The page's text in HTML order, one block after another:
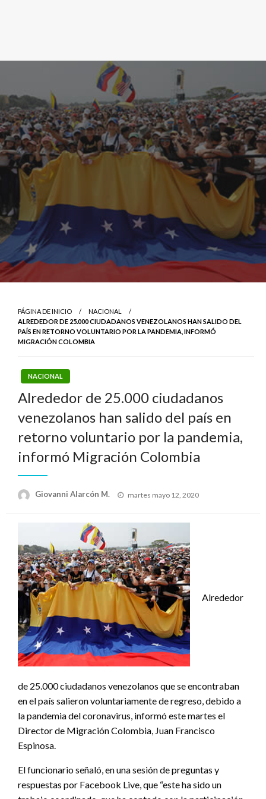
PÁGINA DE INICIO
NACIONAL
ALREDEDOR DE 25.000 CIUDADANOS VENEZOLANOS HAN SALIDO DEL
PAÍS EN RETORNO VOLUNTARIO POR LA PANDEMIA, INFORMÓ
MIGRACIÓN COLOMBIA
NACIONAL
Alrededor de 25.000 ciudadanos
venezolanos han salido del país en
retorno voluntario por la pandemia,
informó Migración Colombia
Giovanni Alarcón M.
Publicado
martes mayo 12, 2020
Alrededor
de 25.000 ciudadanos venezolanos que se encontraban
en el país salieron voluntariamente de regreso, debido a
la pandemia del coronavirus, informó este martes el
Director de Migración Colombia, Juan Francisco
Espinosa.
El funcionario señaló, en una sesión de preguntas y
respuestas por Facebook Live, que “este ha sido un